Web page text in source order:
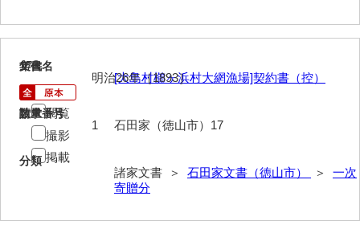
木原家文書
木村家文書
17
文書名
[大島村櫛ヶ浜村大網漁場]契約書（控）
請求番号
石田家（徳山市）17
分類
諸家文書 ＞ 石田家文書（徳山市） ＞ 一次
寄贈分
年代
明治26年［1893］
数量
1
閲覧
撮影
掲載